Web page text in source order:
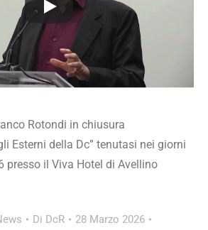
Rotondi in chiusura
Esterni della Dc” tenutasi nei giorni
presso il Viva Hotel di Avellino
Di DcR
28 Marzo 2026